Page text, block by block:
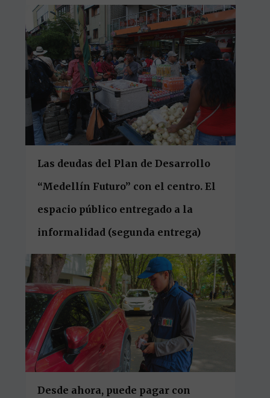
Las deudas del Plan de Desarrollo
“Medellín Futuro” con el centro. El
espacio público entregado a la
informalidad (segunda entrega)
Desde ahora, puede pagar con